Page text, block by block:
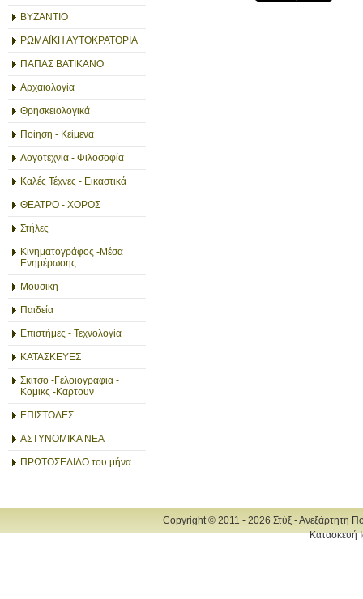
ΒΥΖΑΝΤΙΟ
ΡΩΜΑΪΚΗ ΑΥΤΟΚΡΑΤΟΡΙΑ
ΠΑΠΑΣ ΒΑΤΙΚΑΝΟ
Αρχαιολογία
Θρησκειολογικά
Ποίηση - Κείμενα
Λογοτεχνια - Φιλοσοφία
Καλές Τέχνες - Εικαστικά
ΘΕΑΤΡΟ - ΧΟΡΟΣ
Στήλες
Κινηματογράφος -Μέσα
Ενημέρωσης
Μουσικη
Παιδεία
Επιστήμες - Τεχνολογία
ΚΑΤΑΣΚΕΥΕΣ
Σκίτσο -Γελοιογραφια -
Κομικς -Καρτουν
ΕΠΙΣΤΟΛΕΣ
ΑΣΤΥΝΟΜΙΚΑ ΝΕΑ
ΠΡΩΤΟΣΕΛΙΔΟ του μήνα
Copyright © 2011 - 2026 Στύξ - Ανεξάρτητη
Κατασκευή